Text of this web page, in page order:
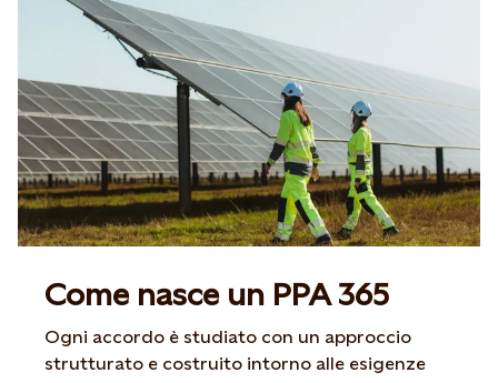
Come nasce un PPA 365
Ogni accordo è studiato con un approccio
strutturato e costruito intorno alle esigenze